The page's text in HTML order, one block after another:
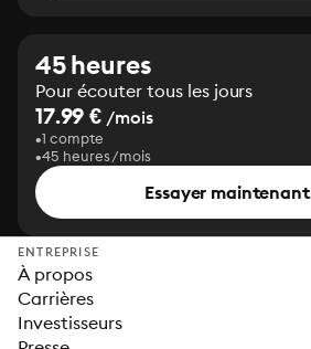
45 heures
Pour écouter tous les jours
17.99 € /mois
1 compte
45 heures/mois
Essayer maintenant
ENTREPRISE
À propos
Carrières
Investisseurs